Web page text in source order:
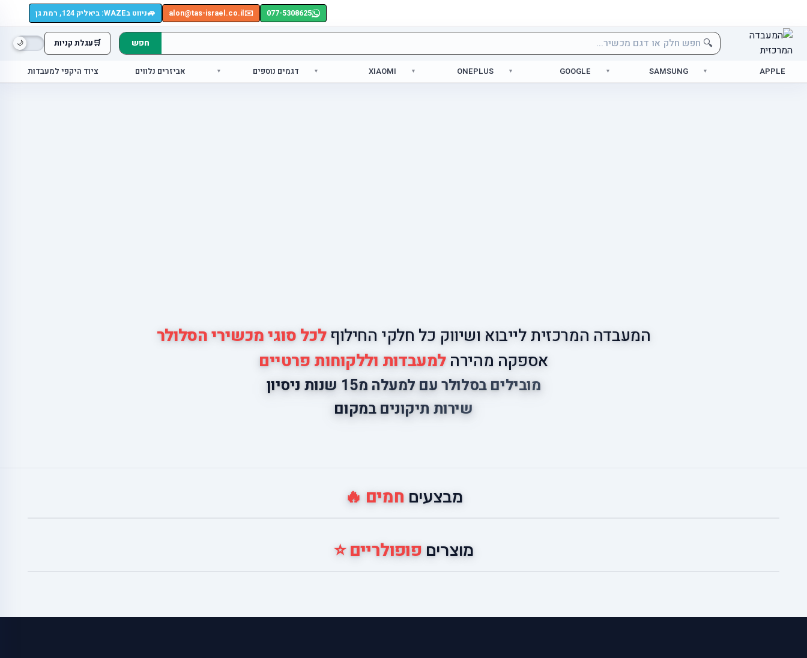
077-5308625
✉️
alon@tas-israel.co.il
🚙ניווט בWAZE: ביאליק 124, רמת גן
🛒עגלת קניות 🔍 חפש
APPLE
SAMSUNG
GOOGLE
ONEPLUS
XIAOMI דגמים נוספים אביזרים נלווים ציוד היקפי למעבדות
המעבדה המרכזית לייבוא ושיווק כל חלקי החילוףלכל סוגי מכשירי הסלולר
אספקה מהירהלמעבדות וללקוחות פרטיים
מובילים בסלולר עם למעלה מ15 שנות ניסיון
שירות תיקונים במקום
מבצעים חמים 🔥
מוצרים פופולריים ⭐